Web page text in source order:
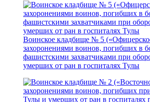
Воинское кладбище № 5
захоронениями воинов, погибших в
фашистскими захватчиками при
умерших от ран в госпиталях Тулы